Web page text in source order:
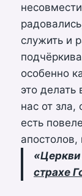
служить и
особенно
это
нас от зла,
есть
апостолов,
«Церкви
страхе